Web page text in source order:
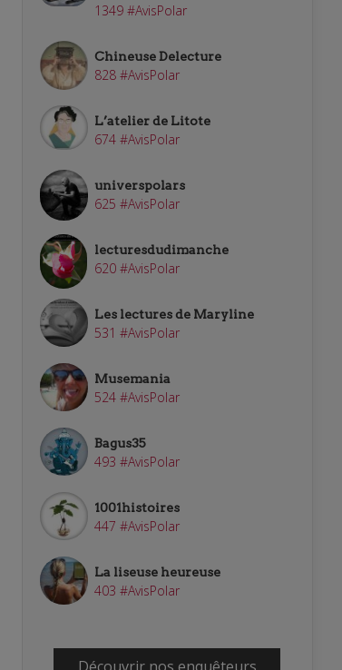
1349 #AvisPolar
Chineuse Delecture
828 #AvisPolar
L’atelier de Litote
674 #AvisPolar
universpolars
625 #AvisPolar
lecturesdudimanche
620 #AvisPolar
Les lectures de Maryline
531 #AvisPolar
Musemania
524 #AvisPolar
Bagus35
493 #AvisPolar
1001histoires
447 #AvisPolar
La liseuse heureuse
403 #AvisPolar